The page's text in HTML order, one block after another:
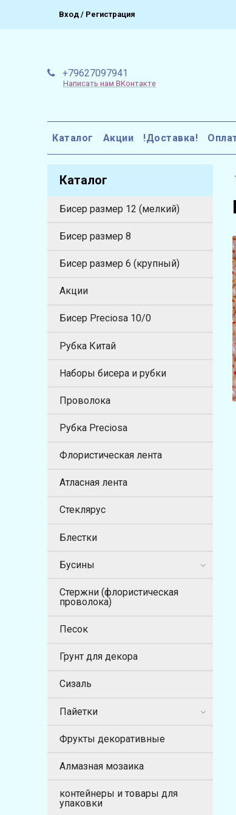
Вход / Регистрация
+79627097941
Написать нам ВКонтакте
Каталог Акции !Доставка!
Каталог
Бисер размер 12 (мелкий)
Бисер размер 8
Бисер размер 6 (крупный)
Акции
Бисер Preciosa 10/0
Рубка Китай
Наборы бисера и рубки
Проволока
Рубка Preciosa
Флористическая лента
Атласная лента
Стеклярус
Блестки
Бусины
Стержни (флористическая
проволока)
Песок
Грунт для декора
Сизаль
Пайетки
Фрукты декоративные
Алмазная мозаика
контейнеры и товары для
упаковки